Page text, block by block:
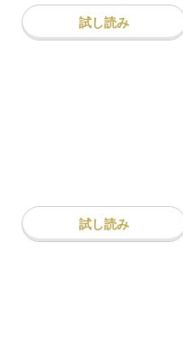
試し読み
試し読み